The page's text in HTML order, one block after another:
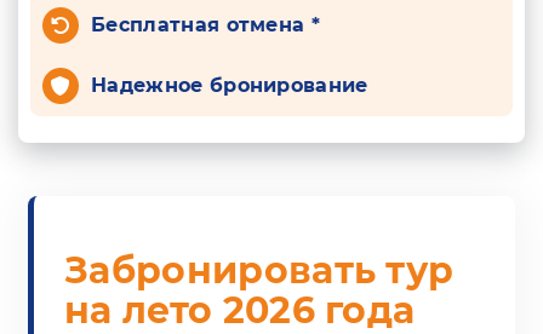
Бесплатная отмена *
Надежное бронирование
Забронировать тур
на лето 2026 года